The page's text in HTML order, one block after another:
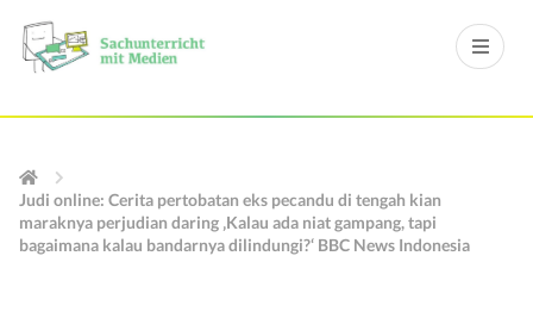
Judi online: Cerita pertobatan eks pecandu di tengah kian
maraknya perjudian daring ‚Kalau ada niat gampang, tapi
bagaimana kalau bandarnya dilindungi?‘ BBC News Indonesia